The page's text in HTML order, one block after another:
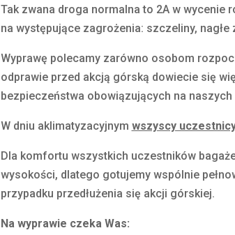
Tak zwana droga normalna to 2A w wycenie
na występujące zagrożenia: szczeliny,
Wyprawę polecamy zarówno osobom
odprawie przed akcją górską dowiecie się
bezpieczeństwa obowiązujących na naszych
W dniu aklimatyzacyjnym wszyscy
Dla komfortu wszystkich uczestników
wysokości, dlatego gotujemy wspólnie
przypadku przedłużenia się akcji górskiej.
Na wyprawie czeka Was: